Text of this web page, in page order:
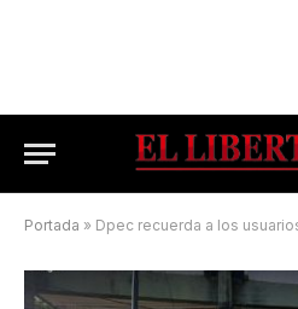
Portada » Dpec recuerda a los usuarios la